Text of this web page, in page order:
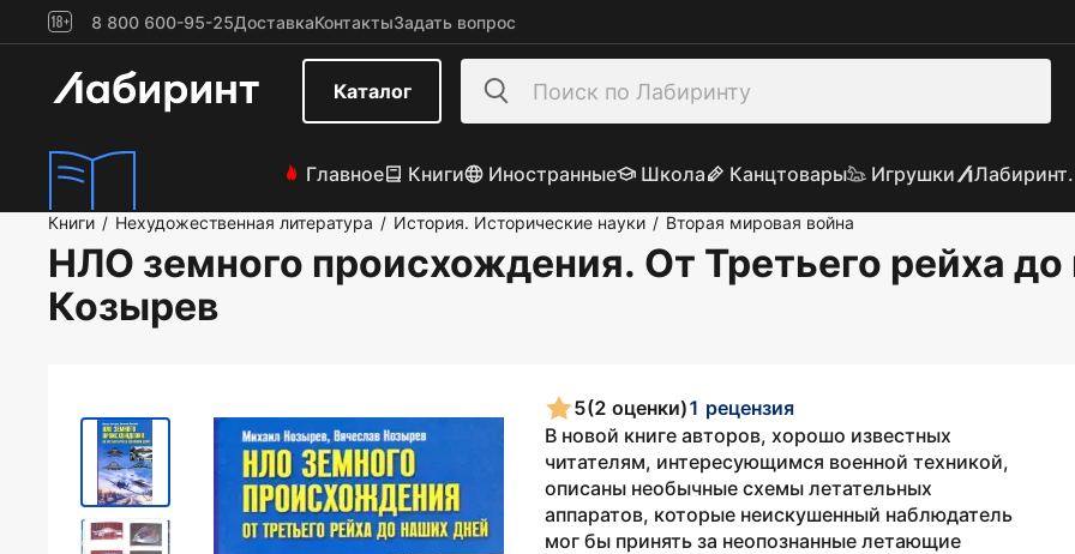
8 800 600-95-25ДоставкаКонтактыЗадать вопрос
Каталог
Главное Книги Иностранные Школа Канцтовары Игрушки
Книги / Нехудожественная литература / История. Исторические науки / Вторая мировая война
НЛО земного происхождения. От Третьего рейха
Козырев
5(2 оценки)1 рецензия
В новой книге авторов, хорошо известных
читателям, интересующимся военной техникой,
описаны необычные схемы летательных
аппаратов, которые неискушенный наблюдатель
мог бы принять за неопознанные летающие